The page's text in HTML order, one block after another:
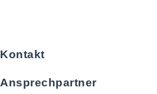
Kontakt
Ansprechpartner